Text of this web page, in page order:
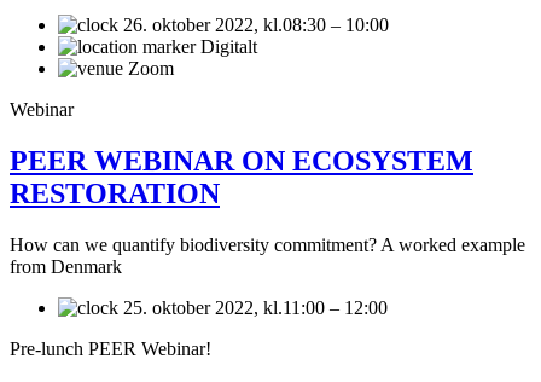
26. oktober 2022, kl.08:30 – 10:00
Digitalt
Zoom
Webinar
PEER WEBINAR ON ECOSYSTEM
RESTORATION
How can we quantify biodiversity commitment? A worked example
from Denmark
25. oktober 2022, kl.11:00 – 12:00
Pre-lunch PEER Webinar!